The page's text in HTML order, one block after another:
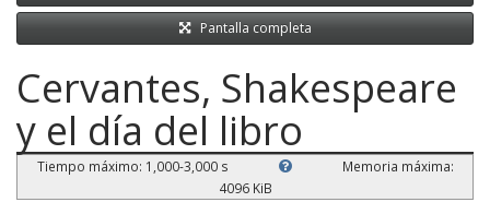
Pantalla completa
Cervantes, Shakespeare
y el día del libro
Tiempo máximo: 1,000-3,000 s
Memoria máxima:
4096 KiB